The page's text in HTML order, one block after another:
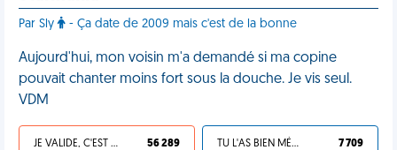
Par Sly - Ça date de 2009 mais c'est de la bonne
Aujourd'hui, mon voisin m'a demandé si ma copine
pouvait chanter moins fort sous la douche. Je vis seul.
VDM
JE VALIDE, C'EST UNE VDM 56 289 TU L'AS BIEN MÉRITÉ 7 709